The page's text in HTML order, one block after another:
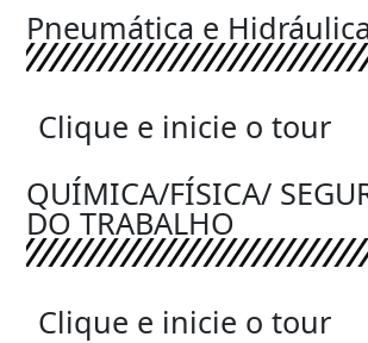
Pneumática e
Clique e inicie o tour
QUÍMICA/FÍSICA/
DO TRABALHO
Clique e inicie o tour